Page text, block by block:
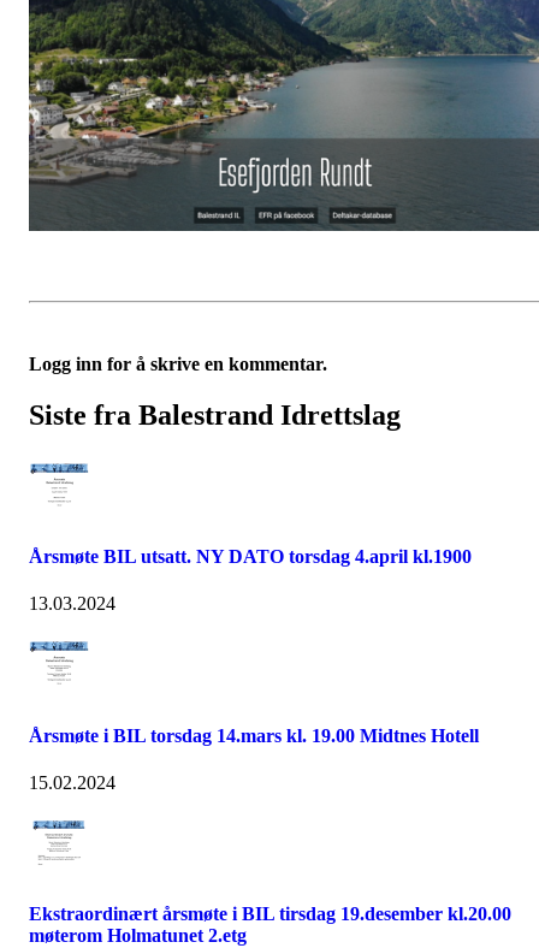
Logg inn for å skrive en kommentar.
Siste fra Balestrand Idrettslag
Årsmøte BIL utsatt. NY DATO torsdag 4.april kl.1900
13.03.2024
Årsmøte i BIL torsdag 14.mars kl. 19.00 Midtnes Hotell
15.02.2024
Ekstraordinært årsmøte i BIL tirsdag 19.desember kl.20.00
møterom Holmatunet 2.etg